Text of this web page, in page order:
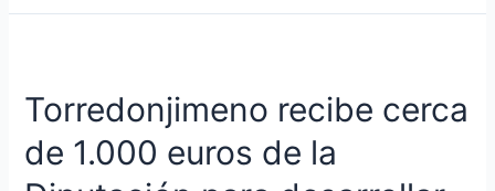
Torredonjimeno recibe cerca
de 1.000 euros de la